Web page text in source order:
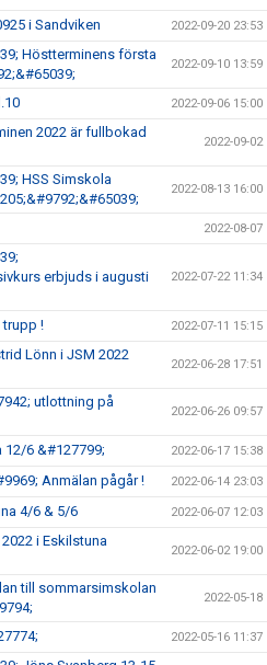
i Sandviken 2022-09-20 23:53
Höstterminens första
2022-09-10 13:59
2022-09-06 15:00
2022 är fullbokad
2022-09-02
HSS Simskola
2022-08-13 16:00
2022-08-07
erbjuds i augusti
2022-07-22 11:34
trupp ! 2022-07-11 15:15
Lönn i JSM 2022
2022-06-28 17:51
utlottning på
2022-06-26 09:57
12/6 &#127799; 2022-06-17 15:38
Anmälan pågår ! 2022-06-14 23:03
4/6 & 5/6 2022-06-07 12:03
i Eskilstuna
2022-06-02 19:00
till sommarsimskolan
2022-05-18
2022-05-16 11:37